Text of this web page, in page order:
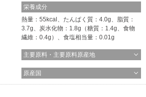
栄養成分
熱量：55kcal、たんぱく質：4.0g、脂質：
3.7g、炭水化物：1.8g（糖質：1.4g、食物
繊維：0.4g）、食塩相当量：0.01g
主要原料・主要原料原産地
原産国